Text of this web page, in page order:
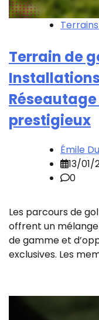
Terrain de
prestigieux
Émile
13/01/
0
Les parcours de
offrent un
de gamme et
exclusives. Les